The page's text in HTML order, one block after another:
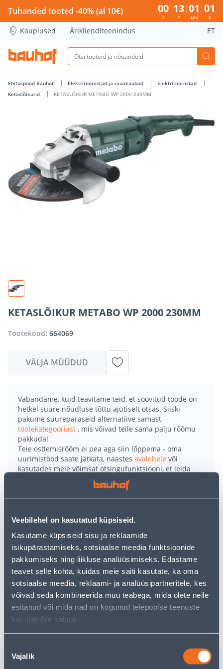
Veebilehel on kasutatud küpsiseid.
Kasutame küpsiseid sisu ja reklaamide
isikupärastamiseks, sotsiaalse meedia funktsioonide
pakkumiseks ning liikluse analüüsimiseks. Edastame
teavet selle kohta, kuidas meie saiti kasutate, ka oma
sotsiaalse meedia, reklaami- ja analüüsipartneritele, kes
võivad seda kombineerida muu teabega, mida olete neile
esitanud või mida nad on kogunud teiepoolse teenuste
kasutamise käigus.
valik
Vajalik
KETASLÕIKUR METABO WP 2000 230MM - Bauhof has
Tuhanded tooted -40% (al 10€) 00
P
13
T
01
MIN
00
S
Kauplused Äriklienditeenindus ET
Ehituspood Bauhof Elektritööriistad ja rauakaubad
Elektritööriistad
Ketaslõikurid
KETASLÕIKUR METABO WP 2000 230MM
KETASLÕIKUR METABO WP 2000 230MM
Tootekood: 664069
VÄLJA MÜÜDUD
Vabandame, kuid teavitame teid, et soovitud toode on
hetkel suure nõudluse tõttu ajutiselt otsas. Siiski
pakume suurepäraseid alternatiive samast
tootekategooriast , mis võivad teile sama palju rõõmu
pakkuda!
Teie ostlemisrõõm ei pea aga siin lõppema - oma
uurimistööd saate jätkata, naastes avalehele või
kasutades meie võimsat otsingufunktsiooni, et leida
veelgi meelepärasemad valikuid. Head ostlemist!
• Lõikeketta läbimõõt 230 mm.
• Metabo turvalüliti: tõkis seadme soovimatu
käivitamise vastu, dead-man funktsioon: kohene
väljalülitus päästiku vabastamisel ja automaatselt
peatuvad süsiharjad.
• 14-päevane tagastusõigus.
Tarne pole võimalik
Sarnased tooted